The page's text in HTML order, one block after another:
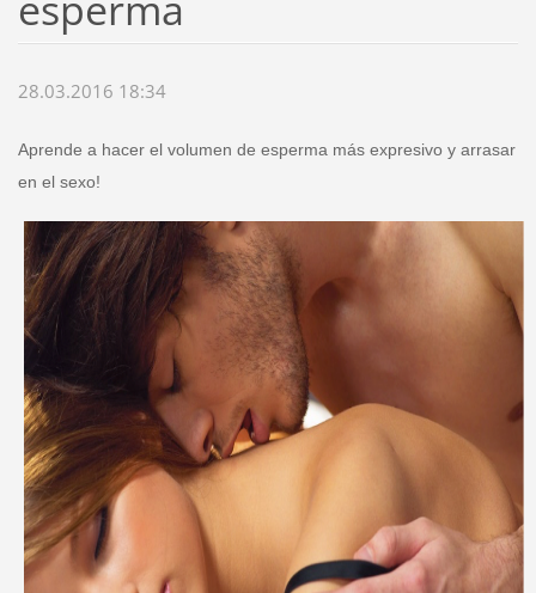
28.03.2016 18:34
Aprende a hacer el volumen de esperma más expresivo y arrasar
en el sexo!